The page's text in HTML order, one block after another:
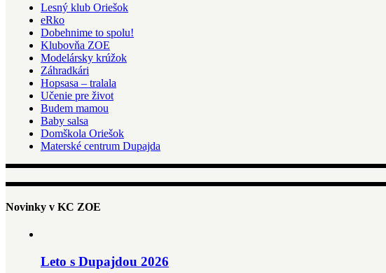
Lesný klub Oriešok
eRko
Dobehnime to spolu!
Klubovňa ZOE
Modelársky krúžok
Záhradkári
Hopsasa – tralala
Učenie pre život
Budem mamou
Baby salsa
Domškola Oriešok
Materské centrum Dupajda
Novinky v KC ZOE
Leto s Dupajdou 2026